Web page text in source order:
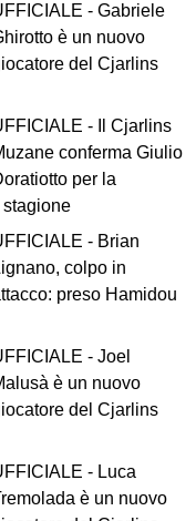
- Gabriele
è un nuovo
del Cjarlins
- Il Cjarlins
conferma Giulio
per la
stagione
- Brian
colpo in
preso Hamidou
- Joel
è un nuovo
del Cjarlins
- Luca
è un nuovo